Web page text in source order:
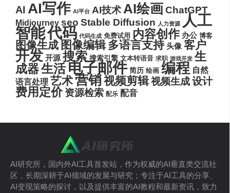
AI AI写作 AI平台 AI技术AI绘画ChatGPT
Midjourney seo Stable Diffusion 人力资源 人工
智能代码 代码生成 免费试用 内容创作 办公 博客
图像生成 图像编辑 多语言支持 头像 客户
开发 开源 搜索 搜索引擎 文本转语音 求职 游戏开发 生
成器生活电子邮件 简历 绘画 编程 自然
语言处理 艺术营销视频剪辑视频生成设计
费用定价 资源检索 配乐 配音
AI研究所，国内外AI工具首发站，作为权威的AI垂直类交流社
区，长期深耕于AI领域的发展与研究；专注于AI工具的分享、
AI变现策略的探讨，以及提供丰富的AI教程和最新资讯，致力